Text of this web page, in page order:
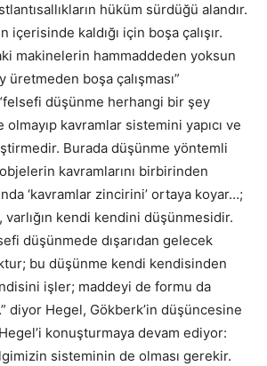
hüküm sürdüğü alandır.
içerisinde kaldığı için boşa çalışır.
makinelerin hammaddeden yoksun
boşa çalışması”
düşünme herhangi bir şey
kavramlar sistemini yapıcı ve
Burada düşünme yöntemli
kavramlarını birbirinden
‘kavramlar zincirini’ ortaya koyar…;
varlığın kendi kendini düşünmesidir.
düşünmede dışarıdan gelecek
bu düşünme kendi kendisinden
işler; maddeyi de formu da
diyor Hegel, Gökberk’in düşüncesine
konuşturmaya devam ediyor:
sisteminin de olması gerekir.